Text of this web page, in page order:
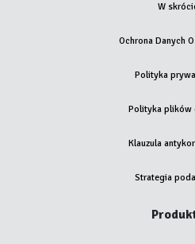
W
Ochrona Danych
Polityka
Polityka plików
Klauzula
Strategia